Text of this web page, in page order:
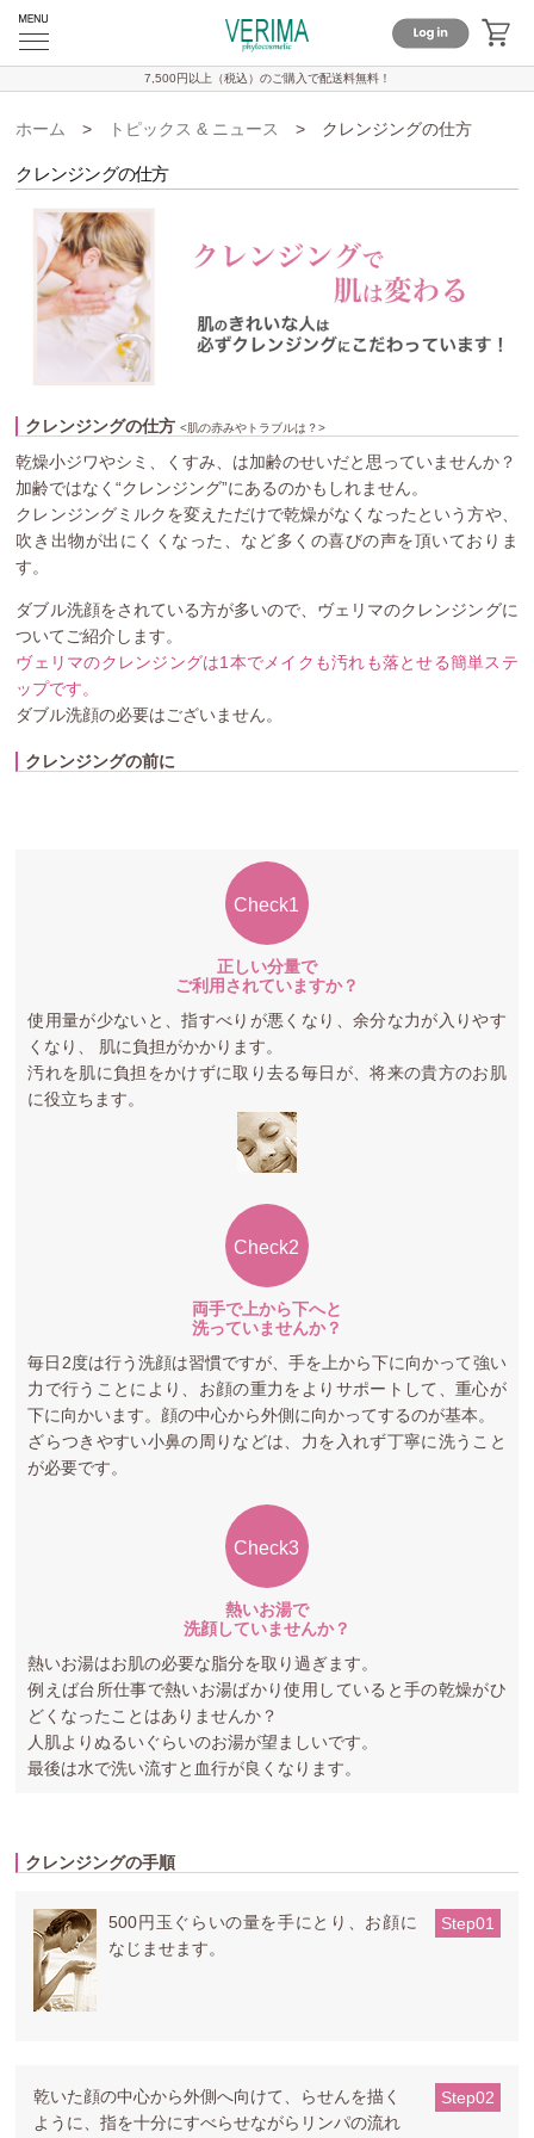
7,500円以上（税込）のご購入で配送料無料！
ホーム > トピックス & ニュース > クレンジングの仕方
クレンジングの仕方
クレンジングの仕方<肌の赤みやトラブルは？>
乾燥小ジワやシミ、くすみ、は加齢のせいだと思っていませんか？
加齢ではなく“クレンジング”にあるのかもしれません。
クレンジングミルクを変えただけで乾燥がなくなったという方や、
吹き出物が出にくくなった、など多くの喜びの声を頂いておりま
す。
ダブル洗顔をされている方が多いので、ヴェリマのクレンジングに
ついてご紹介します。
ヴェリマのクレンジングは1本でメイクも汚れも落とせる簡単ステ
ップです。
ダブル洗顔の必要はございません。
クレンジングの前に
Check1
正しい分量で
ご利用されていますか？
使用量が少ないと、指すべりが悪くなり、余分な力が入りやす
くなり、 肌に負担がかかります。
汚れを肌に負担をかけずに取り去る毎日が、将来の貴方のお肌
に役立ちます。
Check2
両手で上から下へと
洗っていませんか？
毎日2度は行う洗顔は習慣ですが、手を上から下に向かって強い
力で行うことにより、お顔の重力をよりサポートして、重心が
下に向かいます。顔の中心から外側に向かってするのが基本。
ざらつきやすい小鼻の周りなどは、力を入れず丁寧に洗うこと
が必要です。
Check3
熱いお湯で
洗顔していませんか？
熱いお湯はお肌の必要な脂分を取り過ぎます。
例えば台所仕事で熱いお湯ばかり使用していると手の乾燥がひ
どくなったことはありませんか？
人肌よりぬるいぐらいのお湯が望ましいです。
最後は水で洗い流すと血行が良くなります。
クレンジングの手順
Step01
500円玉ぐらいの量を手にとり、お顔に
なじませます。
Step02
乾いた顔の中心から外側へ向けて、らせんを描く
ように、指を十分にすべらせながらリンパの流れ